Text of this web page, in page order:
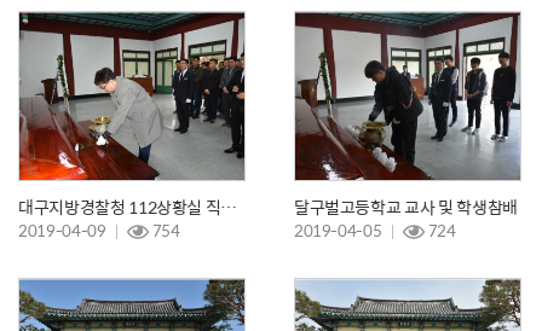
대구지방경찰청 112상황실 직원참배
2019-04-09 754
달구벌고등학교 교사 및 학생참배
2019-04-05 724